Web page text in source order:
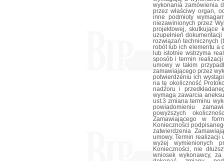
wykonania zamówienia
przez właściwy organ,
inne podmioty
niezawinionych przez
projektowej, skutkujące
uzupełnień
rozwiązań technicznych
robót lub ich elementu a
lub istotnie wstrzyma
sposób i termin
umowy w takim
zamawiającego przez
potwierdzeniu ich
na tę okoliczność
nadzoru i
wymaga zawarcia
ust.3 zmiana terminu
powiadomieniu
powyższych
Zamawiającego w
Konieczności
zatwierdzenia
umowy. Termin realizacji
wyżej wymienionych
Konieczności, nie
wniosek wykonawcy,